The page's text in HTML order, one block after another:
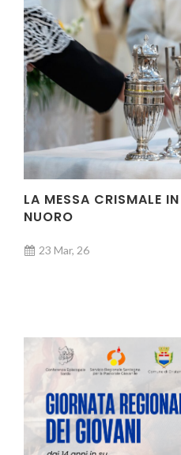
LA MESSA CRISMALE
NUORO
23 Mar, 26